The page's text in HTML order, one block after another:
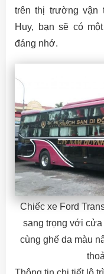
trên thị trường vận
Huy, bạn sẽ có
đáng nhớ.
Chiếc xe Ford
sang trọng với
cùng ghế da màu